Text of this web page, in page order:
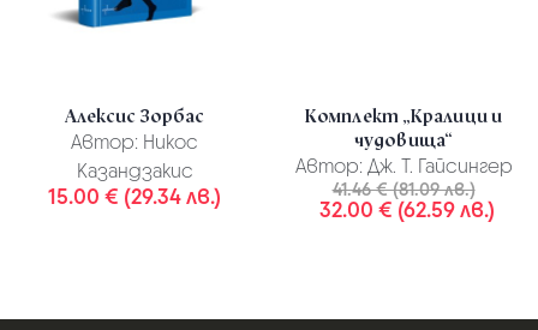
Алексис Зорбас
Автор: Никос
Казандзакис
15.00 € (29.34 лв.)
Комплект „Кралици и
чудовища“
Автор: Дж. Т. Гайсингер
41.46 € (81.09 лв.)
32.00 € (62.59 лв.)